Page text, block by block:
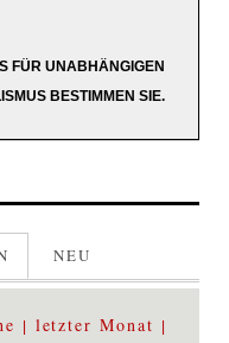
FÜR UNABHÄNGIGEN
BESTIMMEN SIE.
NEU
letzter Monat